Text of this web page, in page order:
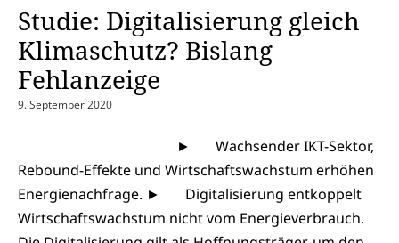
Studie: Digitalisierung gleich
Klimaschutz? Bislang
Fehlanzeige
9. September 2020
► Wachsender IKT-Sektor,
Rebound-Effekte und Wirtschaftswachstum erhöhen
Energienachfrage. ► Digitalisierung entkoppelt
Wirtschaftswachstum nicht vom Energieverbrauch.